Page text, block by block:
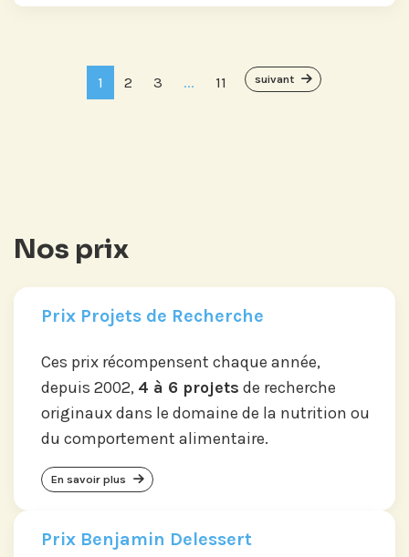
1 2 3 ... 11 suivant
Nos prix
Prix Projets de Recherche
Ces prix récompensent chaque année,
depuis 2002, 4 à 6 projets de recherche
originaux dans le domaine de la nutrition ou
du comportement alimentaire.
En savoir plus
Prix Benjamin Delessert